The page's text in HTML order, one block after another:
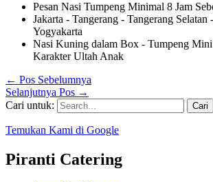
Pesan Nasi Tumpeng Minimal 8 Jam
Jakarta - Tangerang - Tangerang
Yogyakarta
Nasi Kuning dalam Box - Tumpeng
Karakter Ultah Anak
← Pos Sebelumnya
Selanjutnya Pos →
Cari untuk:
Temukan Kami di Google
Piranti Catering